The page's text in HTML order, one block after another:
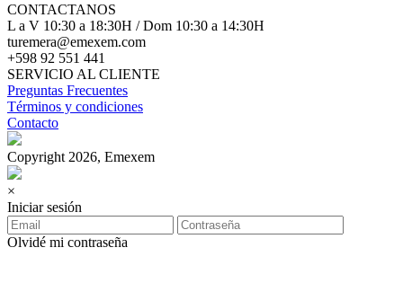
CONTACTANOS
L a V 10:30 a 18:30H / Dom 10:30 a 14:30H
turemera@emexem.com
+598 92 551 441
SERVICIO AL CLIENTE
Preguntas Frecuentes
Términos y condiciones
Contacto
Copyright 2026, Emexem
×
Iniciar sesión
Olvidé mi contraseña